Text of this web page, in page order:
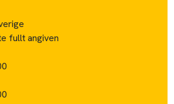
fullt angiven